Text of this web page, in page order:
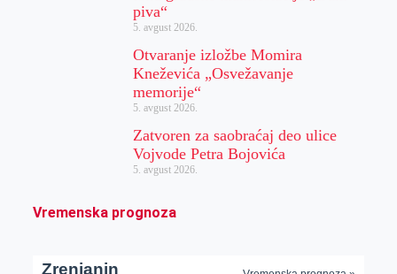
piva“
5. avgust 2026.
Otvaranje izložbe Momira
Kneževića „Osvežavanje
memorije“
5. avgust 2026.
Zatvoren za saobraćaj deo ulice
Vojvode Petra Bojovića
5. avgust 2026.
Vremenska prognoza